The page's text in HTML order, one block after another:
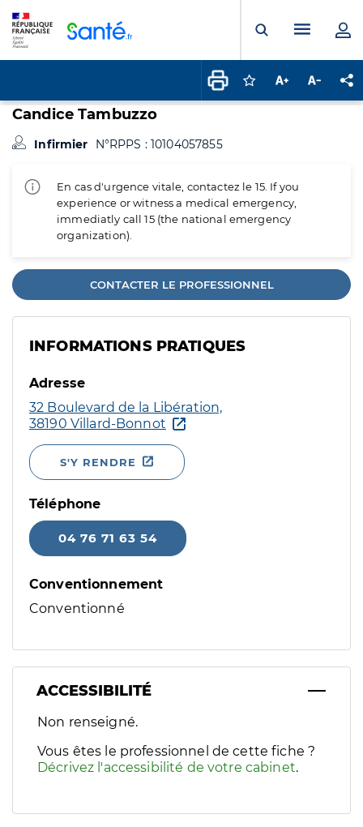
Ouvrir laMenu
Connectez-vous
Augmenter la
Candice Tambuzzo
Infirmier N°RPPS : 10104057855
En cas d'urgence vitale, contactez le 15. If you
experience or witness a medical emergency,
immediatly call 15 (the national emergency
organization).
CONTACTER LE PROFESSIONNEL
INFORMATIONS PRATIQUES
Adresse
32 Boulevard de la Libération,
38190 Villard-Bonnot
S'Y RENDRE
Téléphone
04 76 71 63 54
Conventionnement
Conventionné
ACCESSIBILITÉ
Filtres
Sélectionnez un ou plusieurs handicaps/besoins
Non renseigné.
Vous êtes le professionnel de cette fiche ?
Décrivez l'accessibilité de votre cabinet.